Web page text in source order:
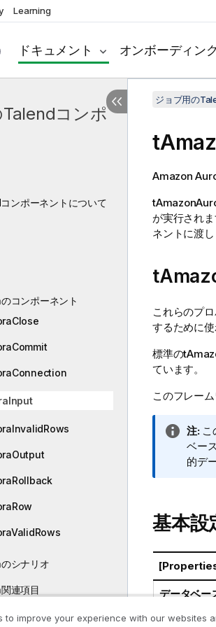
Learning
ドキュメント オンボーディン
コンポ
ンポーネントについて
コンポーネント
シナリオ
連項目
ジョブ用の
Amazon
が実行されま
ネントに渡し
これらのプ
するために使
標準の
ています。
このフレー
情
報
メ
注:こ
ベー
的デ
基本設
データベー
to improve your experience with our websites